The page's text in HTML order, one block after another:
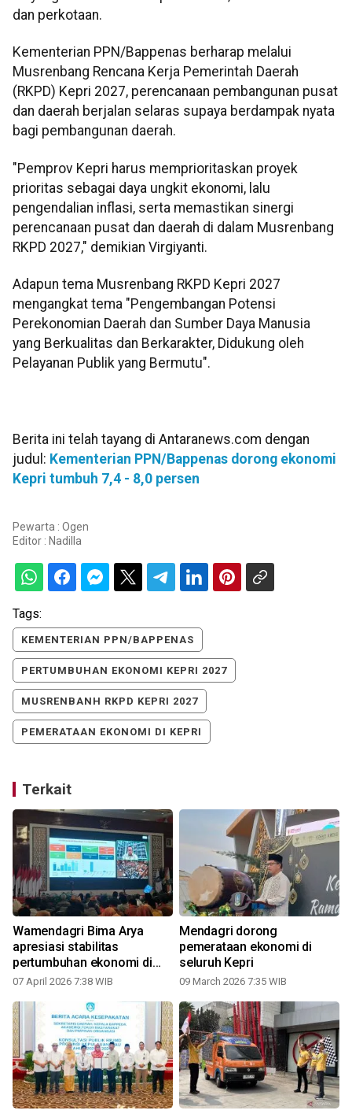
dan perkotaan.
Kementerian PPN/Bappenas berharap melalui
Musrenbang Rencana Kerja Pemerintah Daerah
(RKPD) Kepri 2027, perencanaan pembangunan pusat
dan daerah berjalan selaras supaya berdampak nyata
bagi pembangunan daerah.
"Pemprov Kepri harus memprioritaskan proyek
prioritas sebagai daya ungkit ekonomi, lalu
pengendalian inflasi, serta memastikan sinergi
perencanaan pusat dan daerah di dalam Musrenbang
RKPD 2027," demikian Virgiyanti.
Adapun tema Musrenbang RKPD Kepri 2027
mengangkat tema "Pengembangan Potensi
Perekonomian Daerah dan Sumber Daya Manusia
yang Berkualitas dan Berkarakter, Didukung oleh
Pelayanan Publik yang Bermutu".
Berita ini telah tayang di Antaranews.com dengan
judul: Kementerian PPN/Bappenas dorong ekonomi
Kepri tumbuh 7,4 - 8,0 persen
Pewarta : Ogen
Editor : Nadilla
Tags:
KEMENTERIAN PPN/BAPPENAS
PERTUMBUHAN EKONOMI KEPRI 2027
MUSRENBANH RKPD KEPRI 2027
PEMERATAAN EKONOMI DI KEPRI
Terkait
Wamendagri Bima Arya
apresiasi stabilitas
pertumbuhan ekonomi di
Kepri
07 April 2026 7:38 WIB
Mendagri dorong
pemerataan ekonomi di
seluruh Kepri
09 March 2026 7:35 WIB